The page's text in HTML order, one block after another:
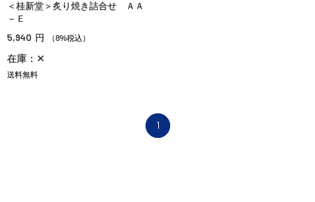
＜桂新堂＞炙り焼き詰合せ ＡＡ
－Ｅ
5,940 円 （8%税込）
在庫：✕
送料無料
1